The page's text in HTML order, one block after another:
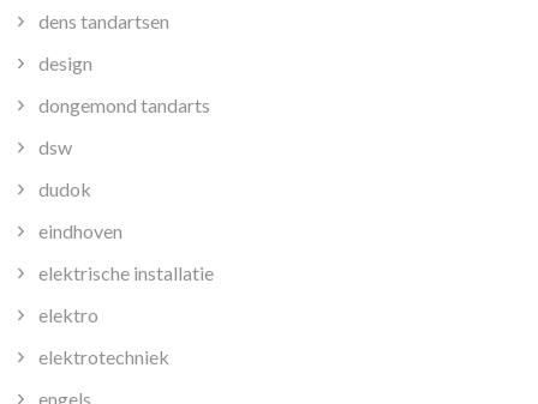
dens tandartsen
design
dongemond tandarts
dsw
dudok
eindhoven
elektrische installatie
elektro
elektrotechniek
engels